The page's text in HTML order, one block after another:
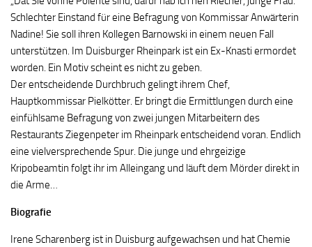
Schlechter Einstand für eine Befragung von Kommissar Anwärterin
Nadine! Sie soll ihren Kollegen Barnowski in einem neuen Fall
unterstützen. Im Duisburger Rheinpark ist ein Ex-Knasti ermordet
worden. Ein Motiv scheint es nicht zu geben.
Der entscheidende Durchbruch gelingt ihrem Chef,
Hauptkommissar Pielkötter. Er bringt die Ermittlungen durch eine
einfühlsame Befragung von zwei jungen Mitarbeitern des
Restaurants Ziegenpeter im Rheinpark entscheidend voran. Endlich
eine vielversprechende Spur. Die junge und ehrgeizige
Kripobeamtin folgt ihr im Alleingang und läuft dem Mörder direkt in
die Arme…
Biografie
Irene Scharenberg ist in Duisburg aufgewachsen und hat Chemie